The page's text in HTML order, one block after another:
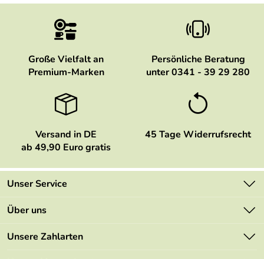
Große Vielfalt an
Premium-Marken
Persönliche Beratung
unter 0341 - 39 29 280
Versand in DE
ab 49,90 Euro gratis
45 Tage Widerrufsrecht
Unser Service
Kontakt
Mehrwertsteuerfrei
Über uns
Marken
Unsere Zahlarten